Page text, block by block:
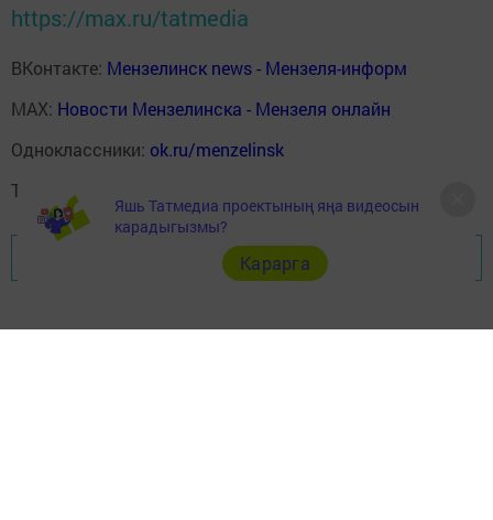
https://max.ru/tatmedia
ВКонтакте: Мензелинск news - Мензеля-информ
MAX: Новости Мензелинска - Мензеля онлайн
Одноклассники: ok.ru/menzelinsk
Telegram-канал:
Перейти на страницу новости
Яшь Татмедиа проектының яңа видеосын
карадыгызмы?
Карарга